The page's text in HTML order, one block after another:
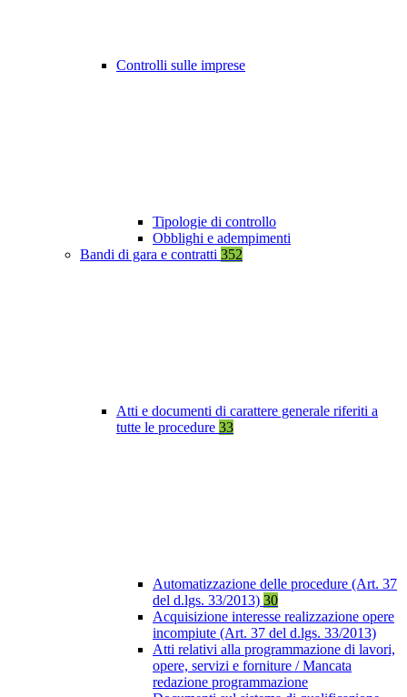
Controlli sulle imprese
Tipologie di controllo
Obblighi e adempimenti
Bandi di gara e contratti 352
Atti e documenti di carattere generale riferiti a
tutte le procedure 33
Automatizzazione delle procedure (Art. 37
del d.lgs. 33/2013) 30
Acquisizione interesse realizzazione opere
incompiute (Art. 37 del d.lgs. 33/2013)
Atti relativi alla programmazione di lavori,
opere, servizi e forniture / Mancata
redazione programmazione